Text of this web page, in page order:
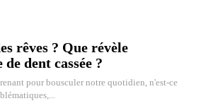
rêves ? Que révèle
dent cassée ?
pour bousculer notre quotidien, n'est-ce